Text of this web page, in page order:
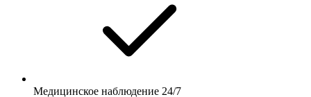
Медицинское наблюдение 24/7